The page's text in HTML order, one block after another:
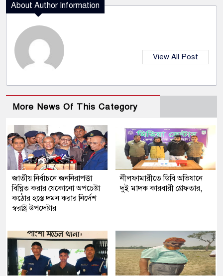
About Author Information
View All Post
More News Of This Category
জাতীয় নির্বাচনে জননিরাপত্তা
বিঘ্নিত করার যেকোনো অপচেষ্টা
কঠোর হস্তে দমন করার নির্দেশ
স্বরাষ্ট্র উপদেষ্টার
নীলফামারীতে ডিবি অভিযানে
দুই মাদক কারবারী গ্রেফতার,